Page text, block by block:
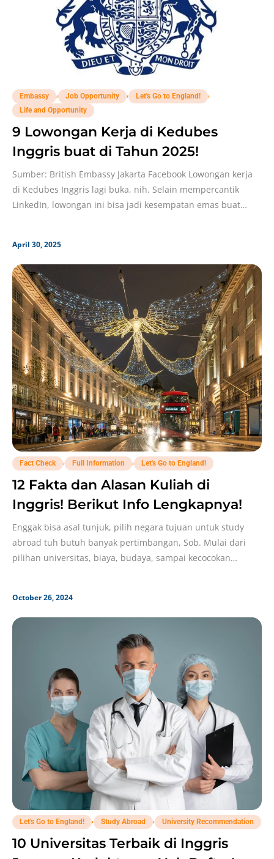
Embassy , Job Opportunity , Let's Go to England!
,
Life and Opportunity
9 Lowongan Kerja di Kedubes
Inggris buat di Tahun 2025!
Sumber: British Embassy Jakarta Facebook Lowongan kerja
di Kedubes Inggris lagi buka, nih. Selain mempercantik
LinkedIn, lowongan ini bisa jadi kesempatan emas buat
April 30, 2025
Fact Check , Full Information , Let's Go to England!
12 Fakta dan Alasan Kuliah di
Inggris! Berikut Info Lengkapnya!
Enggak bisa asal tunjuk, pilih negara tujuan untuk study
abroad tuh butuh banyak pertimbangan, Sob. Mulai dari
pilihan universitas, biaya, budaya, sampai kecocokan
October 26, 2024
Let's Go to England! , Study Abroad , University Recommendation
10 Universitas Terbaik di Inggris